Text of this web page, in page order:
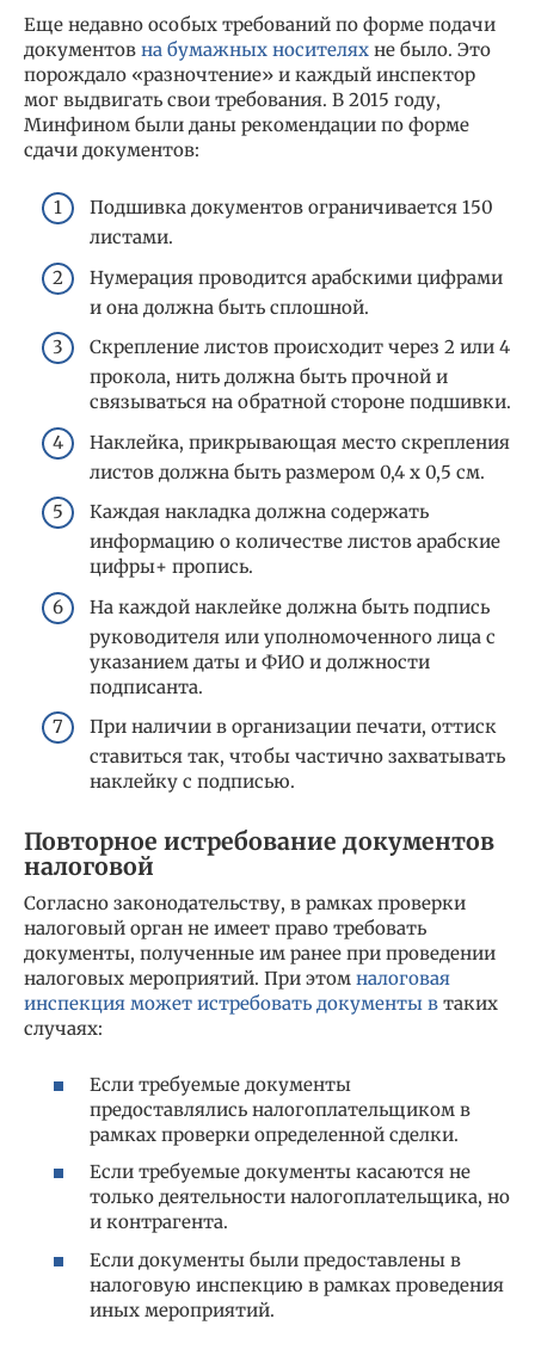
Еще недавно особых требований по форме подачи
документов на бумажных носителях не было. Это
порождало «разночтение» и каждый инспектор
мог выдвигать свои требования. В 2015 году,
Минфином были даны рекомендации по форме
сдачи документов:
Подшивка документов ограничивается 150
листами.
Нумерация проводится арабскими цифрами
и она должна быть сплошной.
Скрепление листов происходит через 2 или 4
прокола, нить должна быть прочной и
связываться на обратной стороне подшивки.
Наклейка, прикрывающая место скрепления
листов должна быть размером 0,4 х 0,5 см.
Каждая накладка должна содержать
информацию о количестве листов арабские
цифры+ пропись.
На каждой наклейке должна быть подпись
руководителя или уполномоченного лица с
указанием даты и ФИО и должности
подписанта.
При наличии в организации печати, оттиск
ставиться так, чтобы частично захватывать
наклейку с подписью.
Повторное истребование документов
налоговой
Согласно законодательству, в рамках проверки
налоговый орган не имеет право требовать
документы, полученные им ранее при проведении
налоговых мероприятий. При этом налоговая
инспекция может истребовать документы в таких
случаях:
Если требуемые документы
предоставлялись налогоплательщиком в
рамках проверки определенной сделки.
Если требуемые документы касаются не
только деятельности налогоплательщика, но
и контрагента.
Если документы были предоставлены в
налоговую инспекцию в рамках проведения
иных мероприятий.